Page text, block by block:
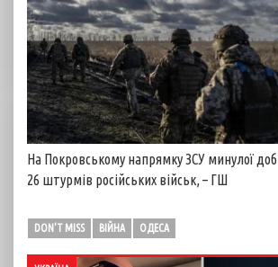
На Покровському напрямку ЗСУ минулої
26 штурмів російських військ, – ГШ
DON'T MISS ВІЙНА ОДЕСА